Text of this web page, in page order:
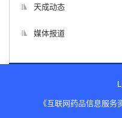
天成动态
媒体报道
《互联网药品信息服